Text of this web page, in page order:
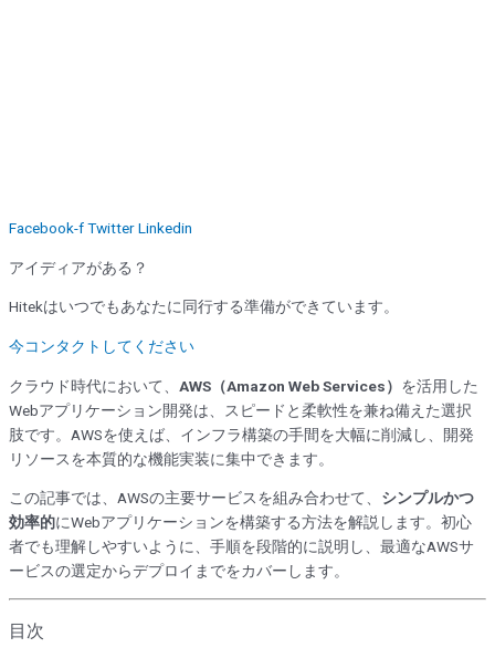
Facebook-fTwitterLinkedin
アイディアがある？
Hitekはいつでもあなたに同行する準備ができています。
今コンタクトしてください
クラウド時代において、 AWS（Amazon Web Services） を活用した
Webアプリケーション開発は、スピードと柔軟性を兼ね備えた選択
肢です。AWSを使えば、インフラ構築の手間を大幅に削減し、開発
リソースを本質的な機能実装に集中できます。
この記事では、AWSの主要サービスを組み合わせて、 シンプルかつ
効率的にWebアプリケーションを構築する方法を解説します。初心
者でも理解しやすいように、手順を段階的に説明し、最適なAWSサ
ービスの選定からデプロイまでをカバーします。
目次